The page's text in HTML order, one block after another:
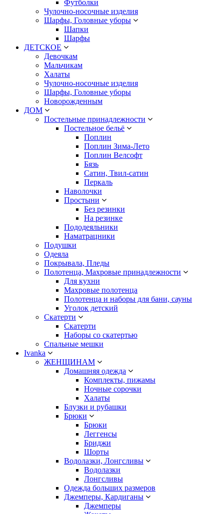
Футболки
Чулочно-носочные изделия
Шарфы, Головные уборы
Шапки
Шарфы
ДЕТСКОЕ
Девочкам
Мальчикам
Халаты
Чулочно-носочные изделия
Шарфы, Головные уборы
Новорожденным
ДОМ
Постельные принадлежности
Постельное бельё
Поплин
Поплин Зима-Лето
Поплин Велсофт
Бязь
Сатин, Твил-сатин
Перкаль
Наволочки
Простыни
Без резинки
На резинке
Пододеяльники
Наматрацники
Подушки
Одеяла
Покрывала, Пледы
Полотенца, Махровые принадлежности
Для кухни
Махровые полотенца
Полотенца и наборы для бани, сауны
Уголок детский
Скатерти
Скатерти
Наборы со скатертью
Спальные мешки
Ivanka
ЖЕНЩИНАМ
Домашняя одежда
Комплекты, пижамы
Ночные сорочки
Халаты
Блузки и рубашки
Брюки
Брюки
Леггенсы
Бриджи
Шорты
Водолазки, Лонгсливы
Водолазки
Лонгсливы
Одежда больших размеров
Джемперы, Кардиганы
Джемперы